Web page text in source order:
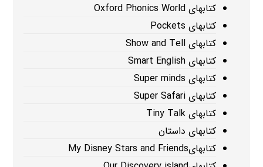
کتابهای Oxford Phonics World
کتابهای Pockets
کتابهای Show and Tell
کتابهای Smart English
کتابهای Super minds
کتابهای Super Safari
کتابهای Tiny Talk
کتابهای داستان
کتابهایMy Disney Stars and Friends